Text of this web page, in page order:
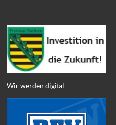
Wir werden digital